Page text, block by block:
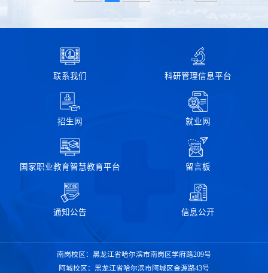
联系我们 科研管理信息平台
招生网 就业网
国家职业教育智慧教育平台 留言板
通知公告 信息公开
南岗校区：黑龙江省哈尔滨市南岗区学府路209号
阿城校区：黑龙江省哈尔滨市阿城区金源路43号